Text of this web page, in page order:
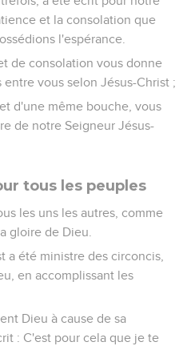
et la consolation que
l'espérance.
de consolation vous donne
vous selon Jésus-Christ ;
d'une même bouche, vous
de notre Seigneur Jésus-
tous les peuples
les uns les autres, comme
gloire de Dieu.
a été ministre des circoncis,
en accomplissant les
Dieu à cause de sa
: C'est pour cela que je te